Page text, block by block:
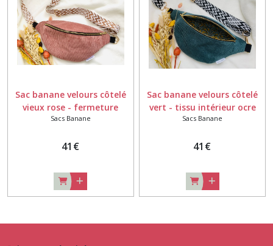
Sac banane velours côtelé
vieux rose - fermeture
éclair coloris doré
Sacs Banane
41 €
Sac banane velours côtelé
vert - tissu intérieur ocre
motif feuilles
Sacs Banane
41 €